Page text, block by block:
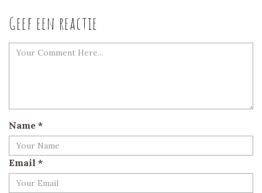
Geef een reactie
Name *
Email *